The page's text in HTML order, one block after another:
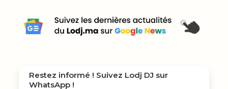
Restez informé ! Suivez Lodj DJ sur
WhatsApp !